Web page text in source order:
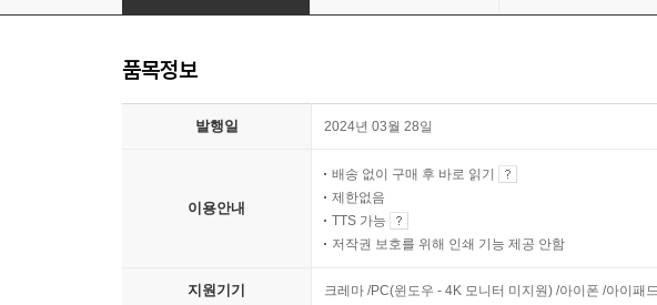
품목정보
발행일 2024년 03월 28일
이용안내
배송 없이 구매 후 바로 읽기
제한없음
TTS 가능
저작권 보호를 위해 인쇄 기능 제공 안함
지원기기 크레마 /PC(윈도우 - 4K 모니터 미지원) /아이폰 /아이